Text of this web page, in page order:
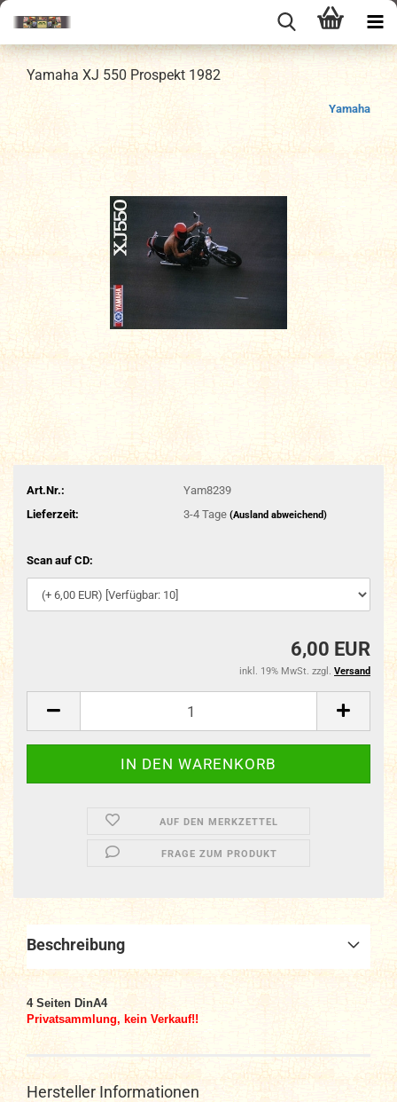
Yamaha XJ 550 Prospekt 1982
Yamaha
Art.Nr.:
Yam8239
Lieferzeit:
3-4 Tage (Ausland abweichend)
Scan auf CD:
6,00 EUR
inkl. 19% MwSt. zzgl. Versand
AUF DEN MERKZETTEL
FRAGE ZUM PRODUKT
Beschreibung
4 Seiten DinA4
Privatsammlung, kein Verkauf!!
Hersteller Informationen